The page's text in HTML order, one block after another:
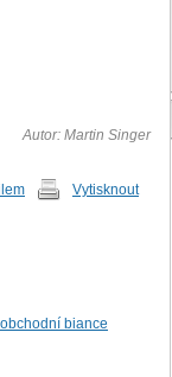
Autor: Martin Singer
Vytisknout
biance